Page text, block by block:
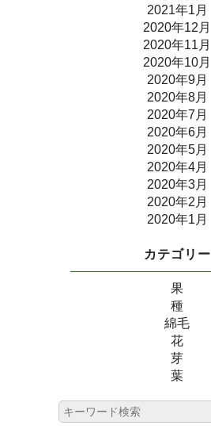
2021年1月
2020年12月
2020年11月
2020年10月
2020年9月
2020年8月
2020年7月
2020年6月
2020年5月
2020年4月
2020年3月
2020年2月
2020年1月
カテゴリー
果
種
綿毛
花
芽
葉